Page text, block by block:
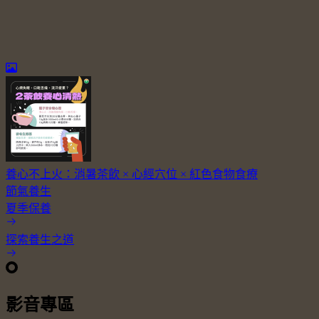
養心不上火：消暑茶飲 × 心經穴位 × 紅色食物食療
節氣養生
夏季保養
探索養生之道
影音專區